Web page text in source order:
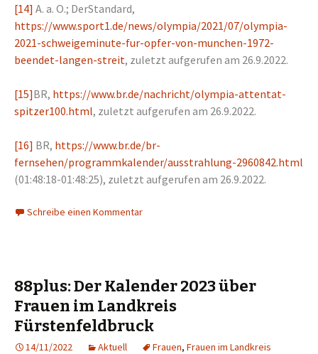
[14] A. a. O.; DerStandard,
https://www.sport1.de/news/olympia/2021/07/olympia-
2021-schweigeminute-fur-opfer-von-munchen-1972-
beendet-langen-streit, zuletzt aufgerufen am 26.9.2022.
[15]BR, https://www.br.de/nachricht/olympia-attentat-
spitzer100.html, zuletzt aufgerufen am 26.9.2022.
[16] BR, https://www.br.de/br-
fernsehen/programmkalender/ausstrahlung-2960842.html
(01:48:18-01:48:25), zuletzt aufgerufen am 26.9.2022.
Schreibe einen Kommentar
88plus: Der Kalender 2023 über
Frauen im Landkreis
Fürstenfeldbruck
14/11/2022 Aktuell Frauen, Frauen im Landkreis